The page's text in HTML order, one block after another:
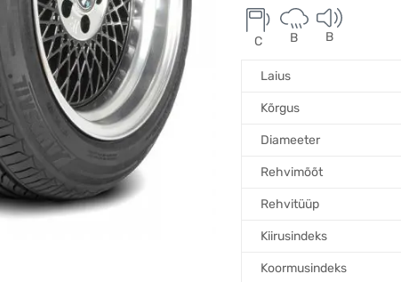
C B B
Laius
Kõrgus
Diameeter
Rehvimõõt
Rehvitüüp
Kiirusindeks
Koormusindeks